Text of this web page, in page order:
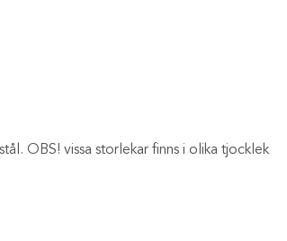
OBS! vissa storlekar finns i olika tjocklek